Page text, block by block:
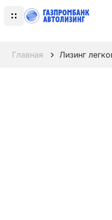
Главная Лизинг